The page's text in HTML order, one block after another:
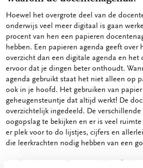
Hoewel het overgrote deel van de
onderwijs veel meer digitaal is gaan
procent van hen een papieren
hebben. Een papieren agenda geeft over
overzicht dan een digitale agenda en het
ervoor dat je dingen beter onthoudt.
agenda gebruikt staat het niet alleen op
ook in je hoofd. Het gebruiken van papier
geheugensteuntje dat altijd werkt! De
overzichtelijk ingedeeld. De
oogopslag te bekijken en er is veel
er plek voor to do lijstjes, cijfers en
die leerkrachten nodig hebben van een
De docentenagenda’s van Bekking &